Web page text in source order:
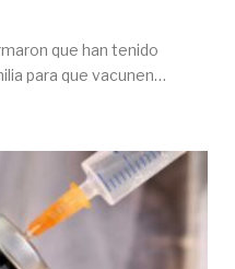
que han tenido
para que vacunen…